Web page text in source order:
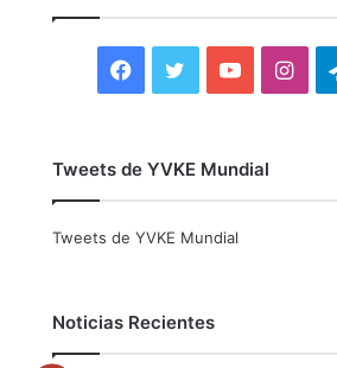
F
c
o
i
r
Y
u
e
I
r
Tweets de YVKE Mundial
Tweets de YVKE Mundial
Noticias Recientes